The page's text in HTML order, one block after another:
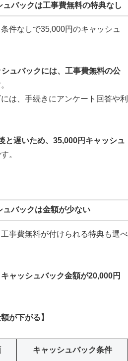
バックは工事費無料の特典なし
件なしで35,000円のキャッシュ
ュバックには、工事費無料の公
は、手続きにアンケート回答や利
と遅いため、35,000円キャッシュ
。
バックは金額が少ない
事費無料が付けられる特典も選べ
ャッシュバック金額が20,000円
が下がる】
キャッシュバック条件